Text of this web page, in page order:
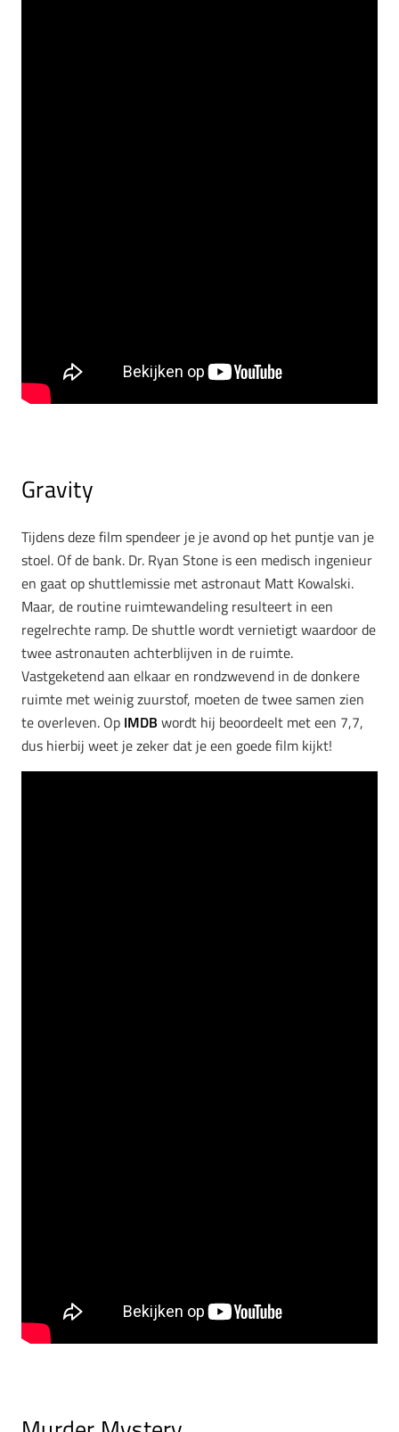
Gravity
Tijdens deze film spendeer je je avond op het puntje van je
stoel. Of de bank. Dr. Ryan Stone is een medisch ingenieur
en gaat op shuttlemissie met astronaut Matt Kowalski.
Maar, de routine ruimtewandeling resulteert in een
regelrechte ramp. De shuttle wordt vernietigt waardoor de
twee astronauten achterblijven in de ruimte.
Vastgeketend aan elkaar en rondzwevend in de donkere
ruimte met weinig zuurstof, moeten de twee samen zien
te overleven. Op IMDB wordt hij beoordeelt met een 7,7,
dus hierbij weet je zeker dat je een goede film kijkt!